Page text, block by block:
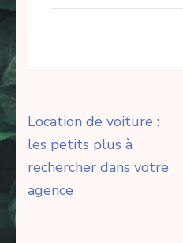
Navigation
de
l’article
Location de voiture :
les petits plus à
rechercher dans votre
agence